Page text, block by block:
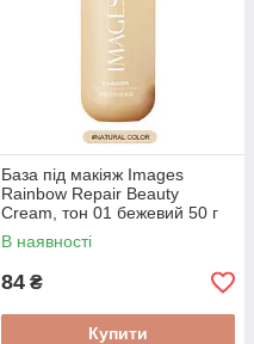
База під макіяж Images
Rainbow Repair Beauty
Cream, тон 01 бежевий 50 г
В наявності
84 ₴
Купити